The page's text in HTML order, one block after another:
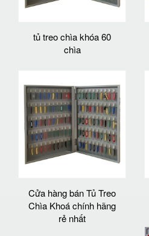
tủ treo chìa khóa 60
chìa
Cửa hàng bán Tủ Treo
Chìa Khoá chính hãng
rẻ nhất